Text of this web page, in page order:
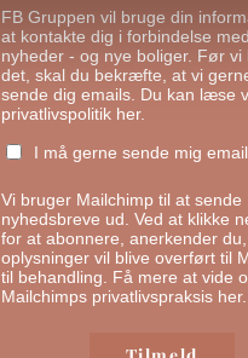
FB Gruppen vil bruge din
at kontakte dig i forbindelse med
nyheder - og nye boliger. Før vi
det, skal du bekræfte, at vi
sende dig emails. Du kan læse
privatlivspolitik her.
I må gerne sende mig
Vi bruger Mailchimp til at sende
nyhedsbreve ud. Ved at klikke
for at abonnere, anerkender
oplysninger vil blive overført til
til behandling. Få mere at vide
Mailchimps privatlivspraksis her.